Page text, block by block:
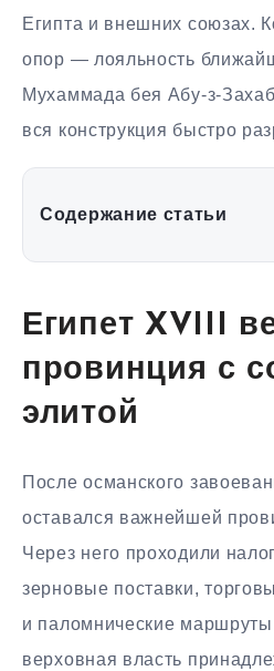
Египта и внешних союзах.
опор — лояльность
Мухаммада бея Абу-з-
вся конструкция быстро
Содержание статьи
Египет XVIII
провинция с
элитой
После османского
оставался важнейшей
Через него проходили
зерновые поставки,
и паломнические
верховная власть